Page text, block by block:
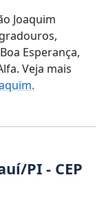
Joaquim
Esperança,
Veja mais
PI - CEP